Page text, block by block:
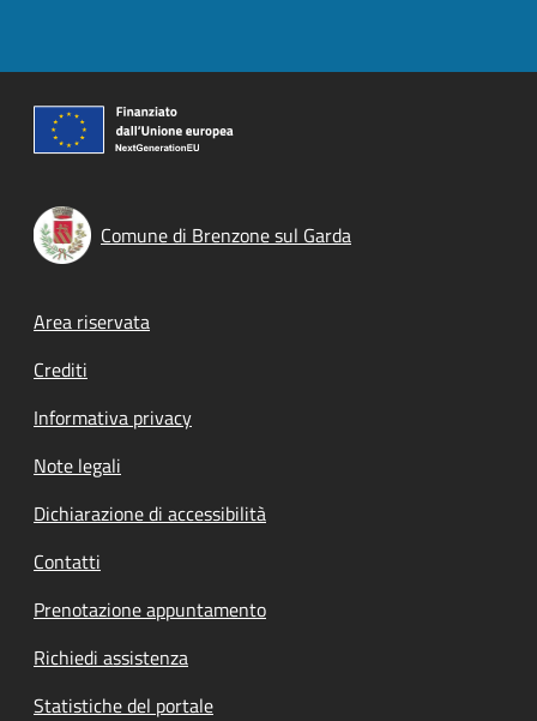
Comune di Brenzone sul Garda
Footer menu
Area riservata
Crediti
Informativa privacy
Note legali
Dichiarazione di accessibilità
Contatti
Prenotazione appuntamento
Richiedi assistenza
Statistiche del portale